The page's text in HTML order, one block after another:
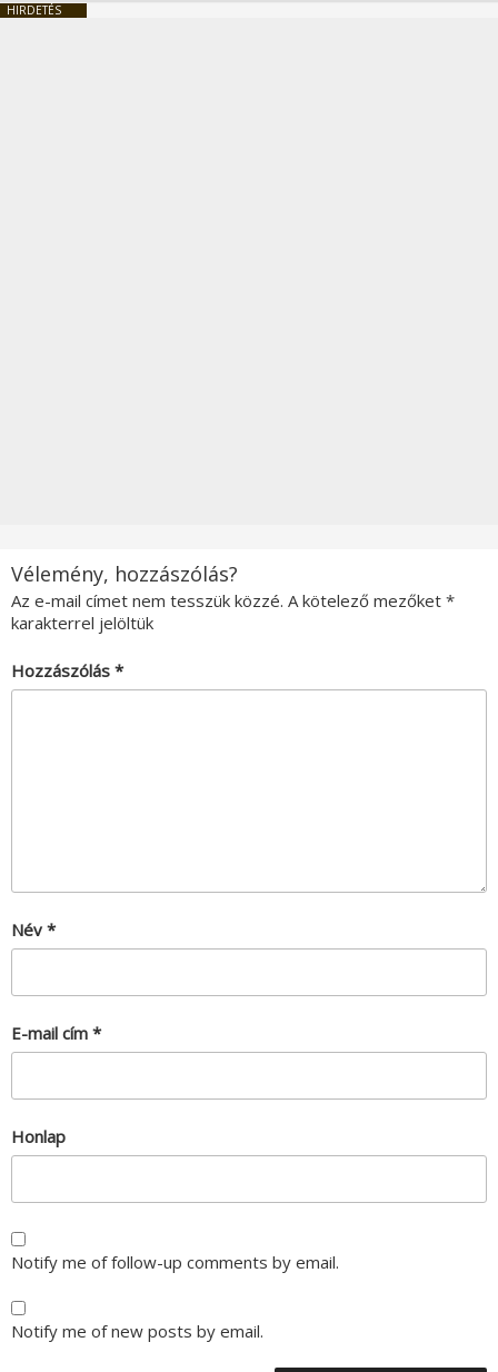
HIRDETÉS
Vélemény, hozzászólás?
Az e-mail címet nem tesszük közzé. A kötelező mezőket *
karakterrel jelöltük
Hozzászólás *
Név *
E-mail cím *
Honlap
Notify me of follow-up comments by email.
Notify me of new posts by email.